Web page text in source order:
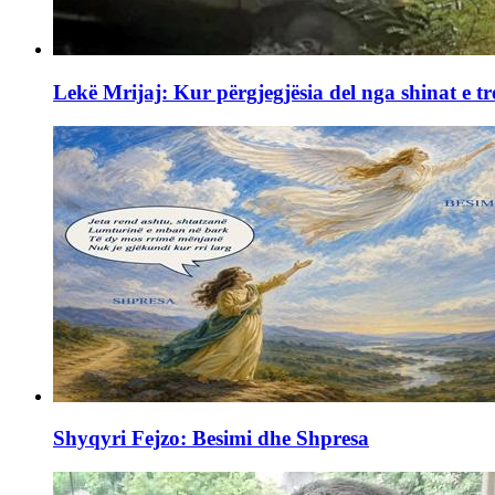
Lekë Mrijaj: Kur përgjegjësia del nga shinat e
Shyqyri Fejzo: Besimi dhe Shpresa